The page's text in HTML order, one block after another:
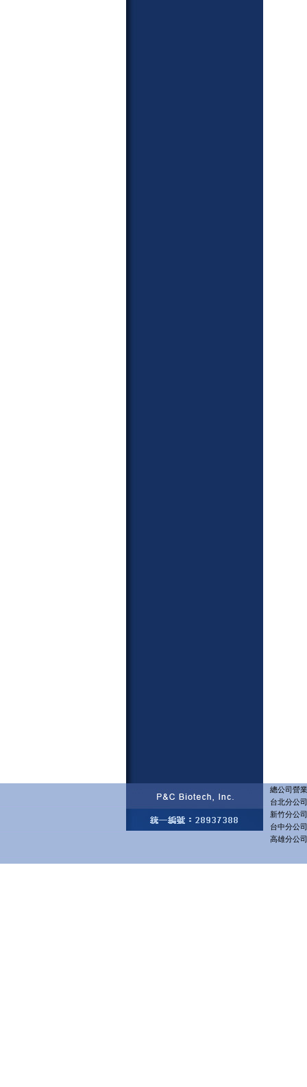
總公司營
台北分公
新竹分公
台中分公
高雄分公